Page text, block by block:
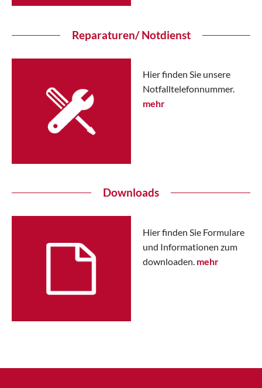
Reparaturen/ Notdienst
Hier finden Sie unsere
Notfalltelefonnummer.
mehr
Downloads
Hier finden Sie Formulare
und Informationen zum
downloaden. mehr